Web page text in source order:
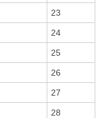
23
24
25
26
27
28